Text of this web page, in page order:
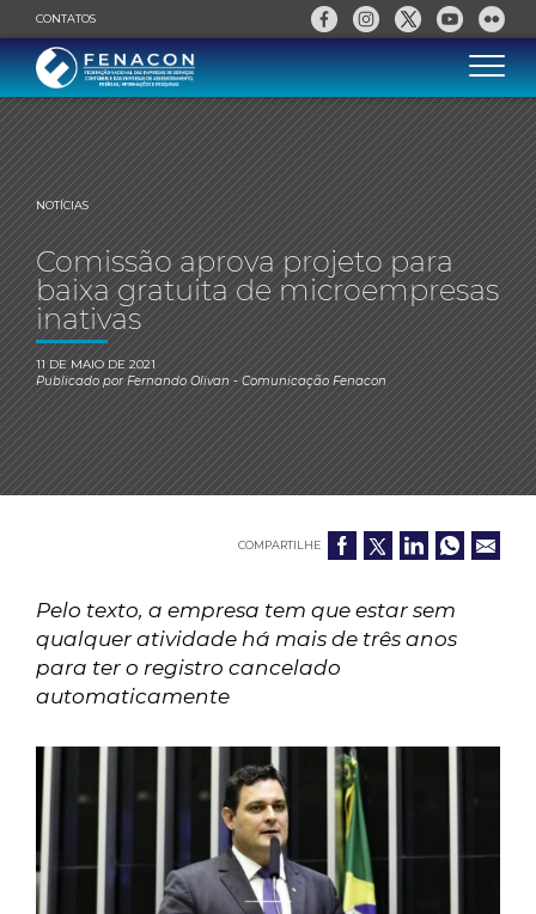
CONTATOS
NOTÍCIAS
Comissão aprova projeto para
baixa gratuita de microempresas
inativas
11 DE MAIO DE 2021
Publicado porFernando Olivan- Comunicação Fenacon
COMPARTILHE
Pelo texto, a empresa tem que estar sem
qualquer atividade há mais de três anos
para ter o registro cancelado
automaticamente